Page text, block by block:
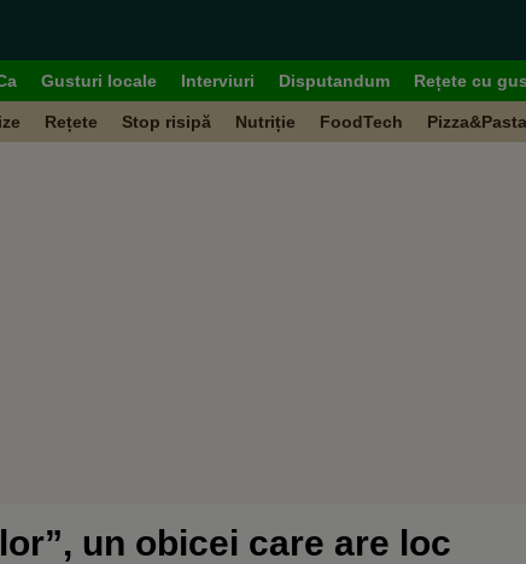
Gusturi locale Interviuri Disputandum Rețete cu
Rețete Stop risipă Nutriție FoodTech Pizza&Pasta
un obicei care are loc